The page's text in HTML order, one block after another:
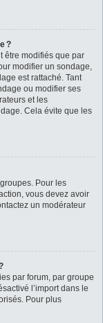
?
être modifiés que par
modifier un sondage,
est rattaché. Tant
ou modifier ses
et les
Cela évite que les
Pour les
vous devez avoir
un modérateur
par forum, par groupe
l’import dans le
Pour plus